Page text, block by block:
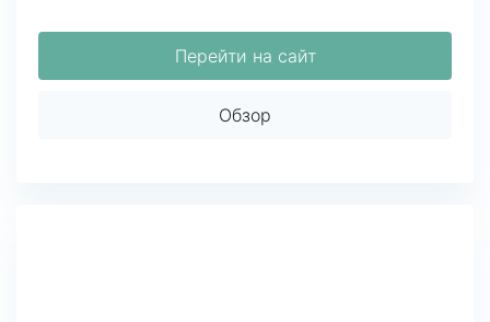
Перейти на сайт
Обзор